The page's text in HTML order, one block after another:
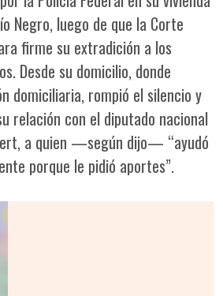
Negro, luego de que la Corte
firme su extradición a los
Desde su domicilio, donde
domiciliaria, rompió el silencio y
relación con el diputado nacional
a quien —según dijo— “ayudó
porque le pidió aportes”.